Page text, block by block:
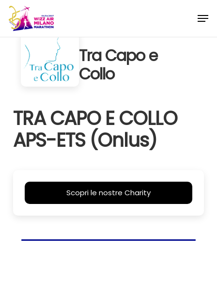
Skip
main
content
Tra Capo e
Collo
TRA CAPO E COLLO
APS-ETS (Onlus)
Scopri le nostre Charity